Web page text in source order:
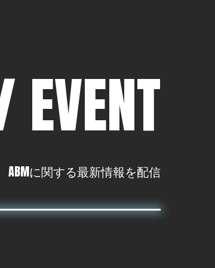
ABMに関する最新情報を配信